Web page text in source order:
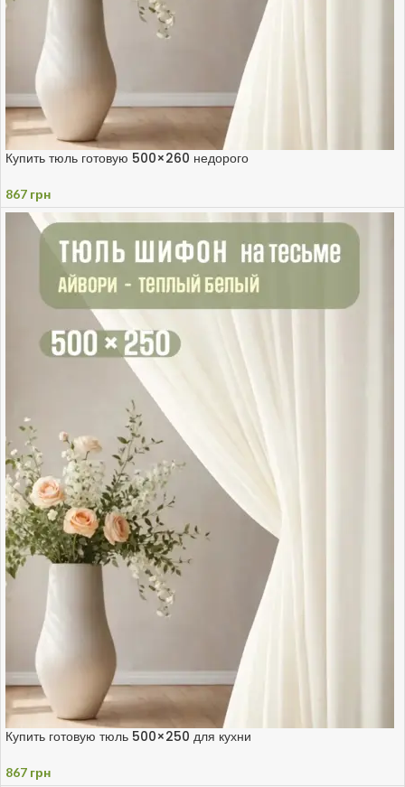
Купить тюль готовую 500×260 недорого
867 грн
Купить готовую тюль 500×250 для кухни
867 грн